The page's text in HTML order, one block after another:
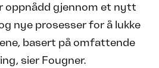
oppnådd gjennom et nytt
nye prosesser for å lukke
basert på omfattende
sier Fougner.